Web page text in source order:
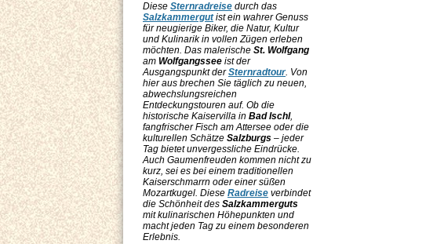
Diese Sternradreise durch das
Salzkammergutist ein wahrer Genuss
für neugierige Biker, die Natur, Kultur
und Kulinarik in vollen Zügen erleben
möchten. Das malerische St. Wolfgang
am Wolfgangssee ist der
Ausgangspunkt derSternradtour. Von
hier aus brechen Sie täglich zu neuen,
abwechslungsreichen
Entdeckungstouren auf. Ob die
historische Kaiservilla in Bad Ischl,
fangfrischer Fisch am Attersee oder die
kulturellen Schätze Salzburgs – jeder
Tag bietet unvergessliche Eindrücke.
Auch Gaumenfreuden kommen nicht zu
kurz, sei es bei einem traditionellen
Kaiserschmarrn oder einer süßen
Mozartkugel. Diese Radreise verbindet
die Schönheit des Salzkammerguts
mit kulinarischen Höhepunkten und
macht jeden Tag zu einem besonderen
Erlebnis.